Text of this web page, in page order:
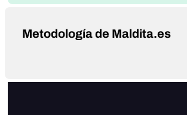
Metodología de Maldita.es